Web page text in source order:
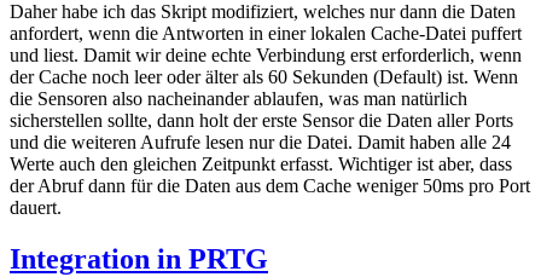
Daher habe ich das Skript modifiziert, welches nur dann die Daten
anfordert, wenn die Antworten in einer lokalen Cache-Datei puffert
und liest. Damit wir deine echte Verbindung erst erforderlich, wenn
der Cache noch leer oder älter als 60 Sekunden (Default) ist. Wenn
die Sensoren also nacheinander ablaufen, was man natürlich
sicherstellen sollte, dann holt der erste Sensor die Daten aller Ports
und die weiteren Aufrufe lesen nur die Datei. Damit haben alle 24
Werte auch den gleichen Zeitpunkt erfasst. Wichtiger ist aber, dass
der Abruf dann für die Daten aus dem Cache weniger 50ms pro Port
dauert.
Integration in PRTG